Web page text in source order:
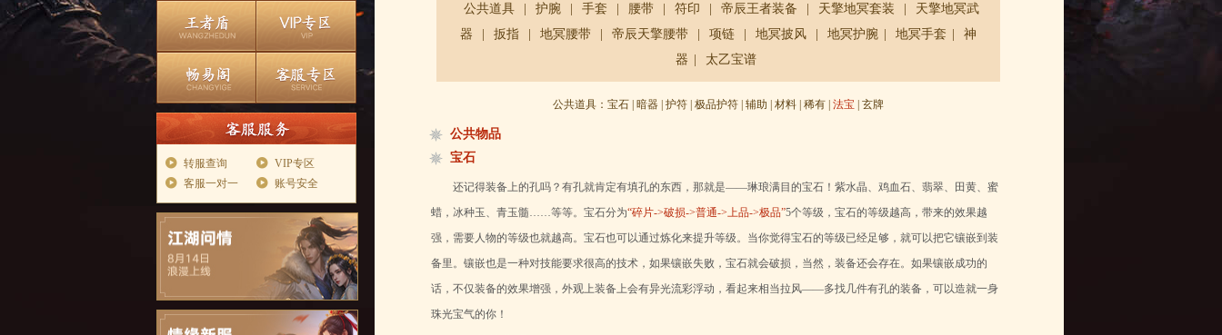
转服查询
VIP专区
客服一对一
账号安全
公共道具
护腕 手套 腰带 符印 帝辰王者装备 天擎地冥套装
天擎地冥武
器
扳指 地冥腰带 帝辰天擎腰带 项链 地冥披风 地冥护腕 地冥手套
神
器
太乙宝谱
公共道具： 宝石 暗器 护符 极品护符 辅助 材料 稀有 法宝 玄牌
公共物品
宝石
还记得装备上的孔吗？有孔就肯定有填孔的东西，那就是——琳琅满目的宝石！紫水晶、鸡血石、翡翠、田黄、蜜
蜡，冰种玉、青玉髓……等等。宝石分为“碎片->破损->普通->上品->极品”5个等级，宝石的等级越高，带来的效果越
强，需要人物的等级也就越高。宝石也可以通过炼化来提升等级。当你觉得宝石的等级已经足够，就可以把它镶嵌到装
备里。镶嵌也是一种对技能要求很高的技术，如果镶嵌失败，宝石就会破损，当然，装备还会存在。如果镶嵌成功的
话，不仅装备的效果增强，外观上装备上会有异光流彩浮动，看起来相当拉风——多找几件有孔的装备，可以造就一身
珠光宝气的你！